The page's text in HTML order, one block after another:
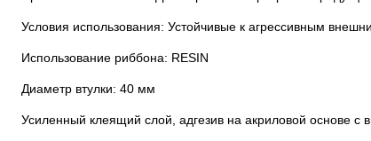
Условия использования: Устойчивые к агрессивным
Использование риббона: RESIN
Диаметр втулки: 40 мм
Усиленный клеящий слой, адгезив на акриловой основе с